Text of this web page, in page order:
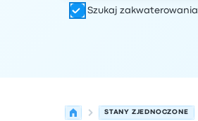
Szukaj zakwaterowania
STANY ZJEDNOCZONE